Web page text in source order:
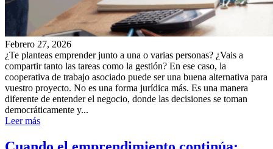
Febrero 27, 2026
¿Te planteas emprender junto a una o varias personas? ¿Vais a
compartir tanto las tareas como la gestión? En ese caso, la
cooperativa de trabajo asociado puede ser una buena alternativa para
vuestro proyecto. No es una forma jurídica más. Es una manera
diferente de entender el negocio, donde las decisiones se toman
democráticamente y...
Leer más